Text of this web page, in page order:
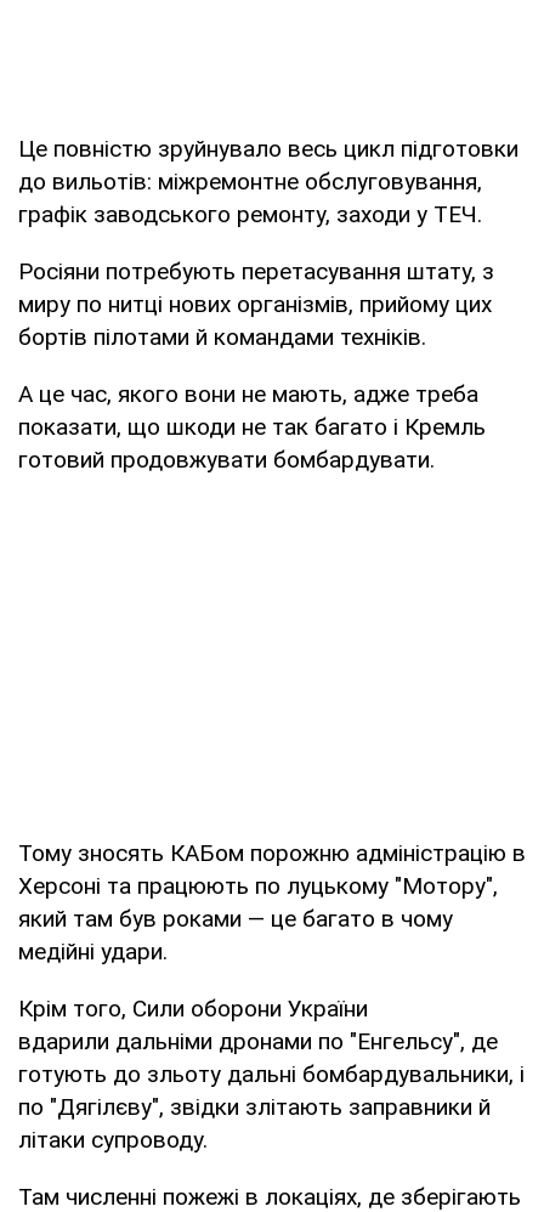
Це повністю зруйнувало весь цикл підготовки
до вильотів: міжремонтне обслуговування,
графік заводського ремонту, заходи у ТЕЧ.
Росіяни потребують перетасування штату, з
миру по нитці нових організмів, прийому цих
бортів пілотами й командами техніків.
А це час, якого вони не мають, адже треба
показати, що шкоди не так багато і Кремль
готовий продовжувати бомбардувати.
Тому зносять КАБом порожню адміністрацію в
Херсоні та працюють по луцькому "Мотору",
який там був роками — це багато в чому
медійні удари.
Крім того, Сили оборони України
вдарили дальніми дронами по "Енгельсу", де
готують до зльоту дальні бомбардувальники, і
по "Дягілєву", звідки злітають заправники й
літаки супроводу.
Там численні пожежі в локаціях, де зберігають